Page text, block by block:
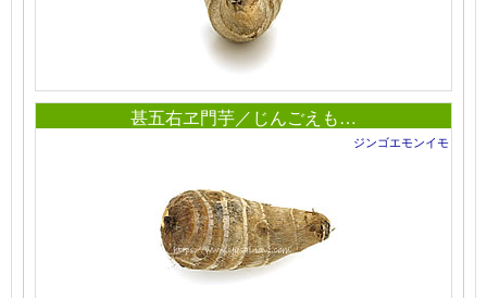
甚五右ヱ門芋／じんごえも…
ジンゴエモンイモ